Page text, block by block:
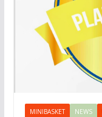
MINIBASKET NEWS